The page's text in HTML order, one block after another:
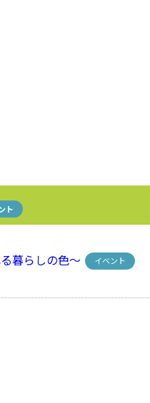
ト
暮らしの色～ イベント